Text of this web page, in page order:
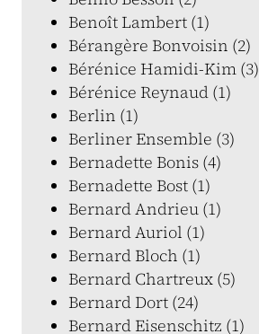
Benoît Lambert (1)
Bérangère Bonvoisin (2)
Bérénice Hamidi-Kim (3)
Bérénice Reynaud (1)
Berlin (1)
Berliner Ensemble (3)
Bernadette Bonis (4)
Bernadette Bost (1)
Bernard Andrieu (1)
Bernard Auriol (1)
Bernard Bloch (1)
Bernard Chartreux (5)
Bernard Dort (24)
Bernard Eisenschitz (1)